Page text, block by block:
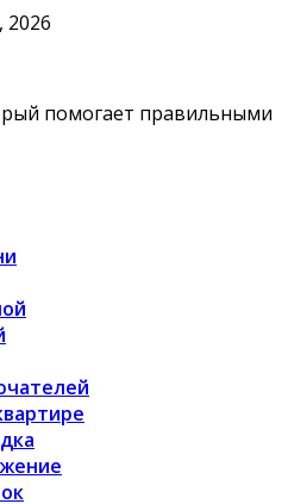
2026
помогает правильными